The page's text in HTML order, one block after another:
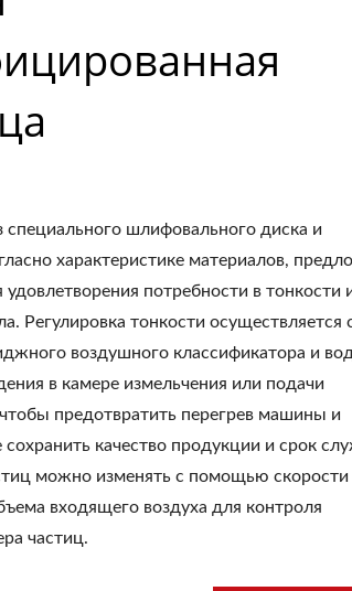
специального шлифовального диска и
характеристике материалов,
потребности в тонкости
Регулировка тонкости осуществляется
воздушного классификатора и
в камере измельчения или подачи
предотвратить перегрев машины и
сохранить качество продукции и срок
можно изменять с помощью скорости
входящего воздуха для контроля
частиц.